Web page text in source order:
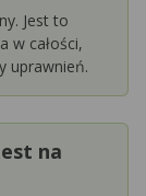
Jest to
w całości,
uprawnień.
na